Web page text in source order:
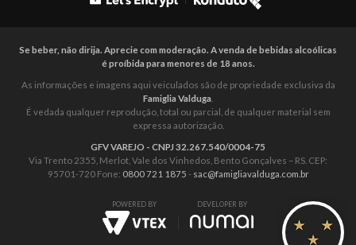
Se beber, não dirija. Aprecie com moderação. A venda de bebidas alcoólicas
é proíbida para menores de 18 anos.
As informações e imagens aqui veiculados são de propriedade exclusiva da
Famiglia Valduga
É vedada qualquer reprodução, total ou parcial, de qualquer material sem
expressa autorização.
GFV VAREJO - CNPJ 32.267.540/0004-75
Via Trento 2355, Merlot, Vale dos Vinhedos, Bento Gonçalves – RS. CEP:
95701-720 Fone: 0800 721 1875 - sac@famigliavalduga.com.br
POWERED BY DEVELOPER BY